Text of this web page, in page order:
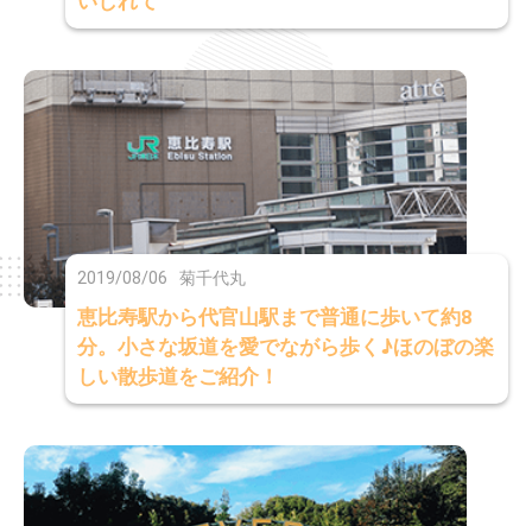
2019/08/06 菊千代丸
恵比寿駅から代官山駅まで普通に歩いて約8
分。小さな坂道を愛でながら歩く♪ほのぼの楽
しい散歩道をご紹介！